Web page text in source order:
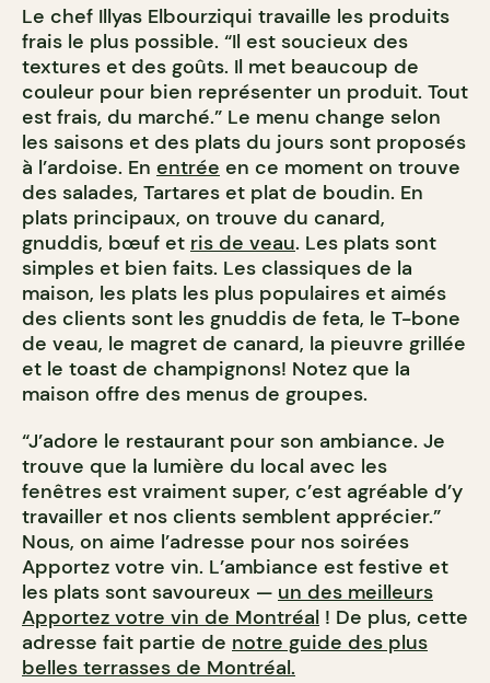
Le chef Illyas Elbourziqui travaille les produits
frais le plus possible. “Il est soucieux des
textures et des goûts. Il met beaucoup de
couleur pour bien représenter un produit. Tout
est frais, du marché.” Le menu change selon
les saisons et des plats du jours sont proposés
à l’ardoise. En entrée en ce moment on trouve
des salades, Tartares et plat de boudin. En
plats principaux, on trouve du canard,
gnuddis, bœuf et ris de veau. Les plats sont
simples et bien faits. Les classiques de la
maison, les plats les plus populaires et aimés
des clients sont les gnuddis de feta, le T-bone
de veau, le magret de canard, la pieuvre grillée
et le toast de champignons! Notez que la
maison offre des menus de groupes.
“J’adore le restaurant pour son ambiance. Je
trouve que la lumière du local avec les
fenêtres est vraiment super, c’est agréable d’y
travailler et nos clients semblent apprécier.”
Nous, on aime l’adresse pour nos soirées
Apportez votre vin. L’ambiance est festive et
les plats sont savoureux — un des meilleurs
Apportez votre vin de Montréal ! De plus, cette
adresse fait partie de notre guide des plus
belles terrasses de Montréal.